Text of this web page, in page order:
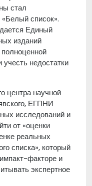
стал
список».
Единый
изданий
недостатки
центра научной
ЕГПНИ
исследований и
от «оценки
реальных
списка», который
факторе и
экспертное